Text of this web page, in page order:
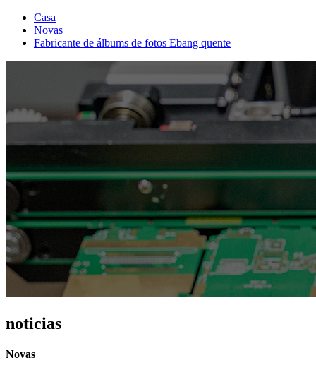
Casa
Novas
Fabricante de álbums de fotos Ebang quente
noticias
Novas